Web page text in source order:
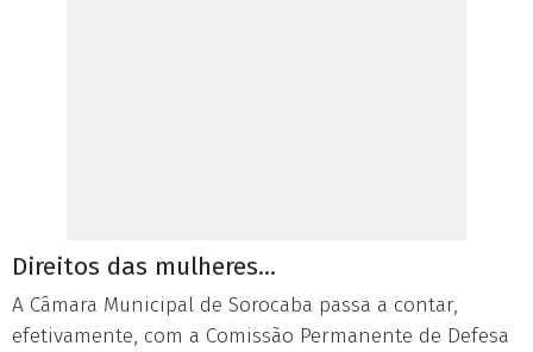
Direitos das mulheres...
A Câmara Municipal de Sorocaba passa a contar,
efetivamente, com a Comissão Permanente de Defesa